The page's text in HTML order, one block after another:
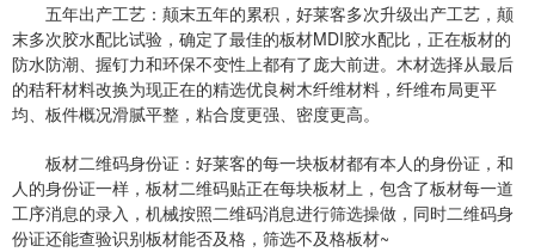
五年出产工艺：颠末五年的累积，好莱客多次升级出产工艺，颠
末多次胶水配比试验，确定了最佳的板材MDI胶水配比，正在板材的
防水防潮、握钉力和环保不变性上都有了庞大前进。木材选择从最后
的秸秆材料改换为现正在的精选优良树木纤维材料，纤维布局更平
均、板件概况滑腻平整，粘合度更强、密度更高。
板材二维码身份证：好莱客的每一块板材都有本人的身份证，和
人的身份证一样，板材二维码贴正在每块板材上，包含了板材每一道
工序消息的录入，机械按照二维码消息进行筛选操做，同时二维码身
份证还能查验识别板材能否及格，筛选不及格板材~